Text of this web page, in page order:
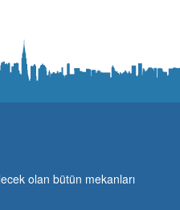
olan bütün mekanları